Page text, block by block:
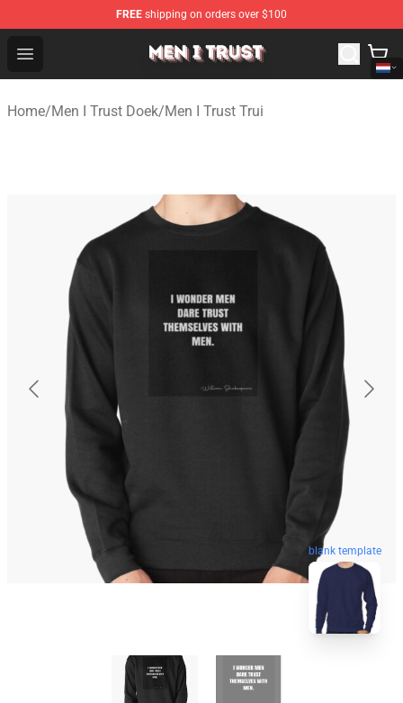
FREE shipping on orders over $100
Open menu
Men I Trust Shop - Official Men I Trust Merchandise Store
Home/Men I Trust Doek/Men I Trust Trui
blank template